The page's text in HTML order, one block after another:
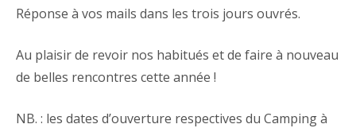
Réponse à vos mails dans les trois jours ouvrés.
Au plaisir de revoir nos habitués et de faire à nouveau
de belles rencontres cette année !
NB. : les dates d’ouverture respectives du Camping à